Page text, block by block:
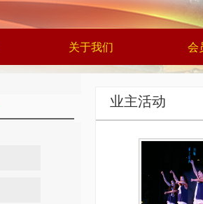
关于我们 会
业主活动